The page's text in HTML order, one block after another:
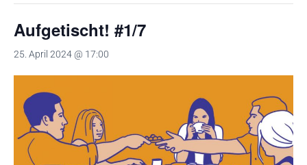
G
S
C
H
A
L
Aufgetischt! #1/7
25. April 2024 @ 17:00